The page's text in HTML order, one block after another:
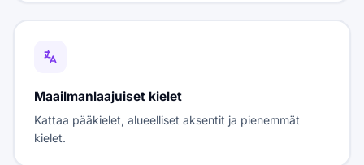
Maailmanlaajuiset kielet
Kattaa pääkielet, alueelliset aksentit ja pienemmät
kielet.